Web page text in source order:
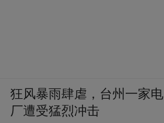
狂风暴雨肆虐，台州一家电
厂遭受猛烈冲击